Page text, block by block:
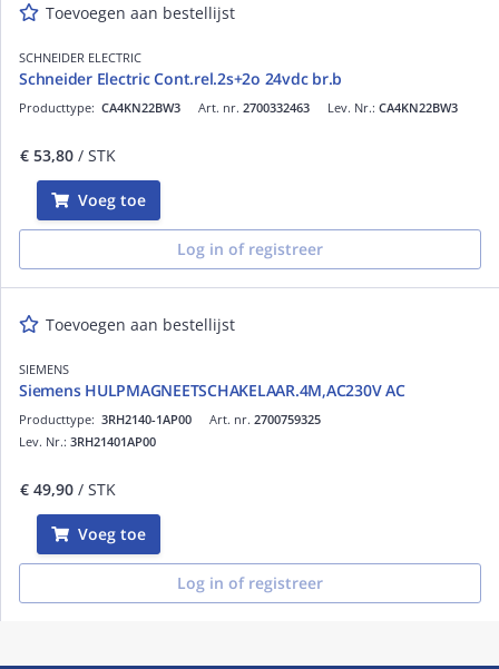
Toevoegen aan bestellijst
SCHNEIDER ELECTRIC
Schneider Electric Cont.rel.2s+2o 24vdc br.b
Art. nr. 2700332463
Producttype: CA4KN22BW3 Lev. Nr.: CA4KN22BW3
€ 53,80 / STK
Voeg toe
Log in of registreer
Toevoegen aan bestellijst
SIEMENS
Siemens HULPMAGNEETSCHAKELAAR.4M,AC230V AC
Art. nr. 2700759325
Producttype: 3RH2140-1AP00
Lev. Nr.: 3RH21401AP00
€ 49,90 / STK
Voeg toe
Log in of registreer